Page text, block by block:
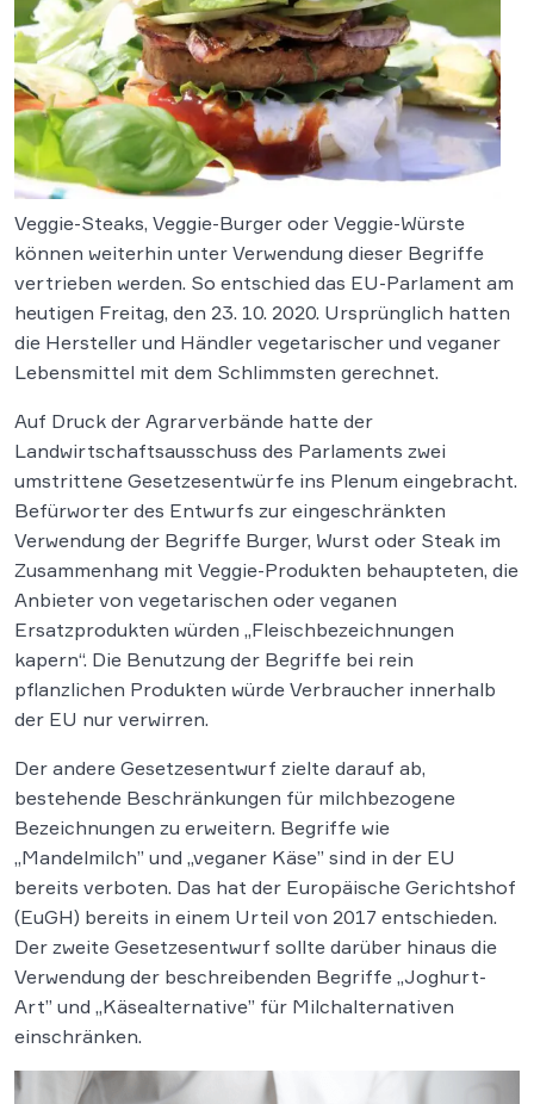
Veggie-Steaks, Veggie-Burger oder Veggie-Würste
können weiterhin unter Verwendung dieser Begriffe
vertrieben werden. So entschied das EU-Parlament am
heutigen Freitag, den 23. 10. 2020. Ursprünglich hatten
die Hersteller und Händler vegetarischer und veganer
Lebensmittel mit dem Schlimmsten gerechnet.
Auf Druck der Agrarverbände hatte der
Landwirtschaftsausschuss des Parlaments zwei
umstrittene Gesetzesentwürfe ins Plenum eingebracht.
Befürworter des Entwurfs zur eingeschränkten
Verwendung der Begriffe Burger, Wurst oder Steak im
Zusammenhang mit Veggie-Produkten behaupteten, die
Anbieter von vegetarischen oder veganen
Ersatzprodukten würden „Fleischbezeichnungen
kapern“. Die Benutzung der Begriffe bei rein
pflanzlichen Produkten würde Verbraucher innerhalb
der EU nur verwirren.
Der andere Gesetzesentwurf zielte darauf ab,
bestehende Beschränkungen für milchbezogene
Bezeichnungen zu erweitern. Begriffe wie
„Mandelmilch” und „veganer Käse” sind in der EU
bereits verboten. Das hat der Europäische Gerichtshof
(EuGH) bereits in einem Urteil von 2017 entschieden.
Der zweite Gesetzesentwurf sollte darüber hinaus die
Verwendung der beschreibenden Begriffe „Joghurt-
Art” und „Käsealternative” für Milchalternativen
einschränken.